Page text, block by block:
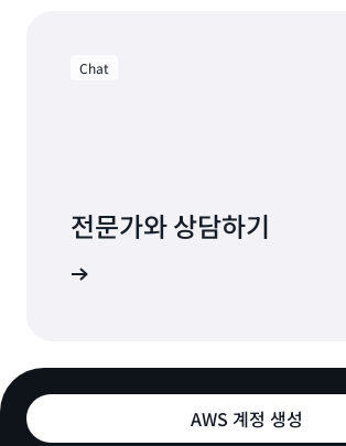
Chat
전문가와 상담하기
AWS 계정 생성